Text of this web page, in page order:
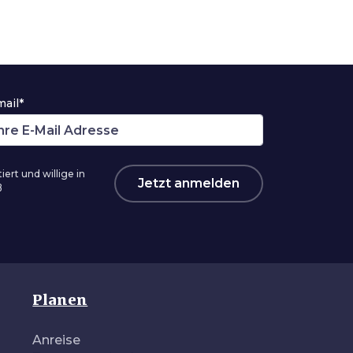
und willige in
Jetzt anmelden
Planen
Anreise